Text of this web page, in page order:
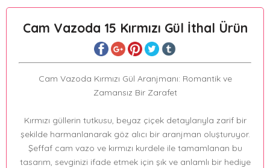
Cam Vazoda 15 Kırmızı Gül İthal Ürün
Cam Vazoda Kırmızı Gül Aranjmanı: Romantik ve
Zamansız Bir Zarafet
Kırmızı güllerin tutkusu, beyaz çiçek detaylarıyla zarif bir
şekilde harmanlanarak göz alıcı bir aranjman oluşturuyor.
Şeffaf cam vazo ve kırmızı kurdele ile tamamlanan bu
tasarım, sevginizi ifade etmek için şık ve anlamlı bir hediye